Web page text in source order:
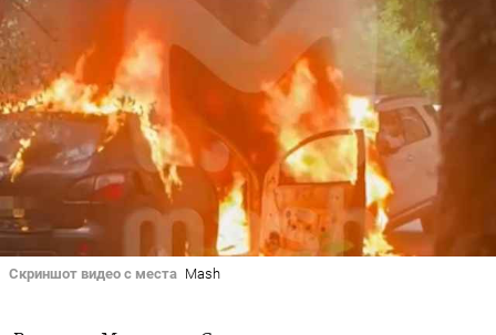
Скриншот видео с места Mash